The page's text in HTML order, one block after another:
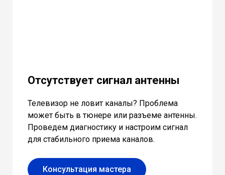
Отсутствует сигнал антенны
Телевизор не ловит каналы? Проблема
может быть в тюнере или разъеме антенны.
Проведем диагностику и настроим сигнал
для стабильного приема каналов.
Консультация мастера